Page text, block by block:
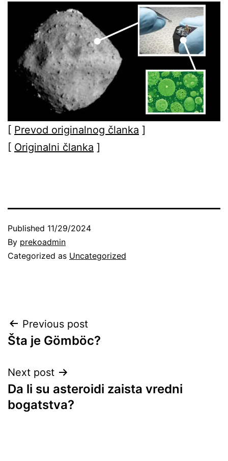
[ Prevod originalnog članka ]
[ Originalni članka ]
Published 11/29/2024
By prekoadmin
Categorized as Uncategorized
Post
navigation
Previous post
Šta je Gömböc?
Next post
Da li su asteroidi zaista vredni
bogatstva?